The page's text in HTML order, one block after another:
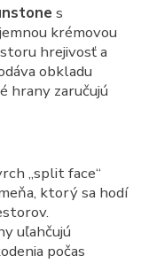
s
krémovou
hrejivosť a
obkladu
hrany zaručujú
„split face“
ktorý sa hodí
uľahčujú
počas